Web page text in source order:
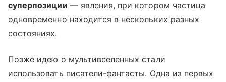
суперпозиции — явления, при котором частица
одновременно находится в нескольких разных
состояниях.
Позже идею о мультивселенных стали
использовать писатели-фантасты. Одна из первых